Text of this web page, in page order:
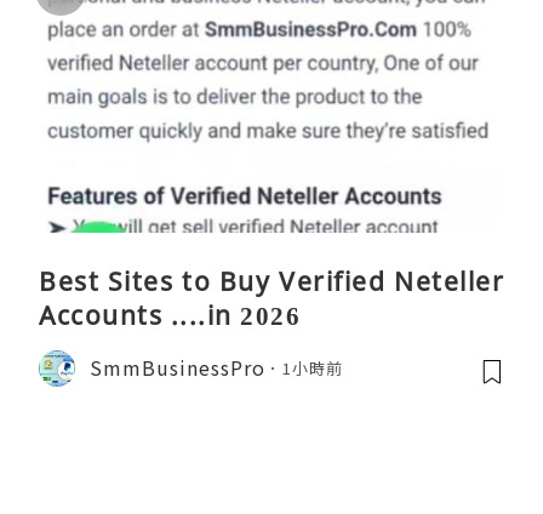
Best Sites to Buy Verified Neteller
Accounts ....in 2026
SmmBusinessPro 1小時前